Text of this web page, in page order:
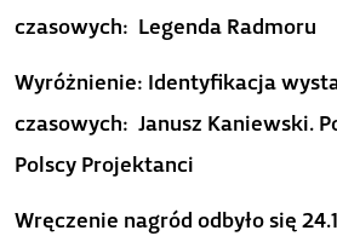
czasowych: Legenda Radmoru
Wyróżnienie: Identyfikacja
czasowych: Janusz Kaniewski.
Polscy Projektanci
Wręczenie nagród odbyło się